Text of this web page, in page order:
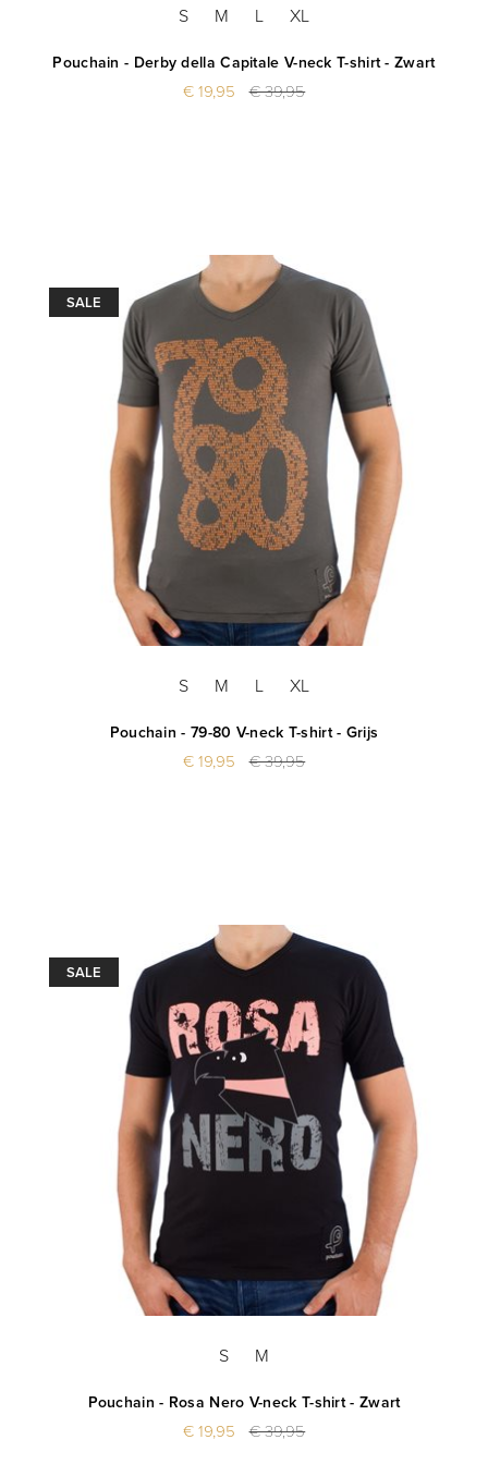
S M L XL
Pouchain - Derby della Capitale V-neck T-shirt - Zwart
€ 19,95 € 39,95
SALE
S M L XL
Pouchain - 79-80 V-neck T-shirt - Grijs
€ 19,95 € 39,95
SALE
S M
Pouchain - Rosa Nero V-neck T-shirt - Zwart
€ 19,95 € 39,95